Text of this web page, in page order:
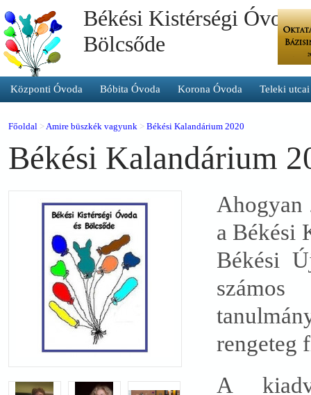
Békési Kistérségi Óvoda
Bölcsőde
Központi Óvoda Bóbita Óvoda Korona Óvoda Teleki
Főoldal >Amire büszkék vagyunk > Békési Kalandárium 2020
Békési Kalandárium
Ahogyan
a Békési
Békési
rengeteg
A